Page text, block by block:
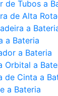
de Tubos a
de Alta
a
a Bateria
a Bateria
Orbital a
de Cinta a
a Bateria